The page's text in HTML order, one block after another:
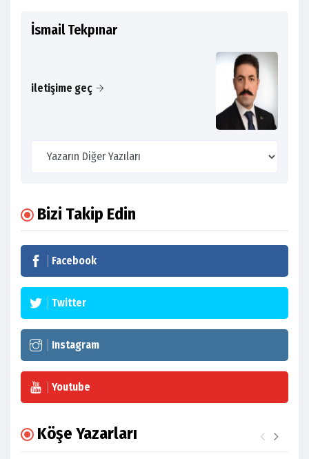
İsmail Tekpınar
iletişime geç
Bizi Takip Edin
Facebook
Twitter
Instagram
Youtube
Köşe Yazarları